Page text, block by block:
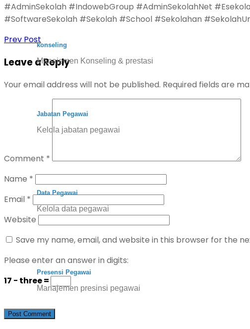
konseling
Manajemen Konseling & prestasi
Jabatan Pegawai
Kelola jabatan pegawai
Data Pegawai
Kelola data pegawai
Presensi Pegawai
Manajemen presinsi pegawai
#AdminSekolah #IndowebGroup #AdminSekolahNet
#SoftwareSekolah #Sekolah #School #Sekolahan
Prev Post
Leave a Reply
Your email address will not be published. Required fields are
Comment *
Name *
Email *
Website
Save my name, email, and website in this browser for the
Please enter an answer in digits:
17 − three =